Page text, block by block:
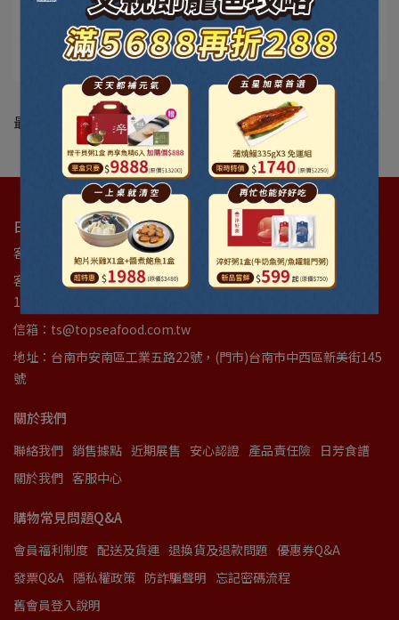
為什麼日本人夏天一定要吃鰻魚？ 揭開土用丑日的秘密
每到夏天日本街⋯
閱讀更多 ->
最新動態
日芳珍饌 ｜ 統編89502532 統編37616464
客服專線：(06)3842277
客服時間：週一至週五(國定假日例外)08:00am~12:00am｜
13:00pm~17:00pm
信箱：ts@topseafood.com.tw
地址：台南市安南區工業五路22號，(門市)台南市中西區新美街145
號
關於我們
聯絡我們 銷售據點 近期展售 安心認證 產品責任險 日芳食譜
關於我們 客服中心
購物常見問題Q&A
會員福利制度 配送及貨運 退換貨及退款問題 優惠券Q&A
發票Q&A 隱私權政策 防詐騙聲明 忘記密碼流程
舊會員登入說明